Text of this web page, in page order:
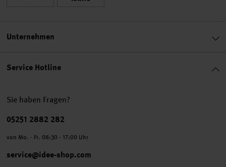
Service Hotline
Sie haben Fragen?
Telefonnummer
05251 2882 282
von Mo. - Fr. 08:30 - 17:00 Uhr
service@idee-shop.com
Unternehmen